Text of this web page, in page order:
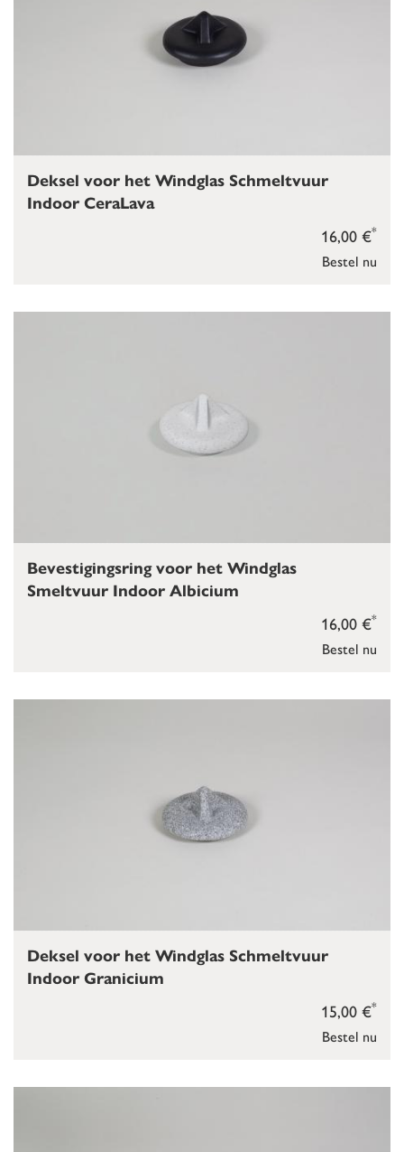
Bestel nu
16,00 €*
Deksel voor het Windglas Schmeltvuur
Indoor CeraLava
Bestel nu
16,00 €*
Bevestigingsring voor het Windglas
Smeltvuur Indoor Albicium
Bestel nu
15,00 €*
Deksel voor het Windglas Schmeltvuur
Indoor Granicium